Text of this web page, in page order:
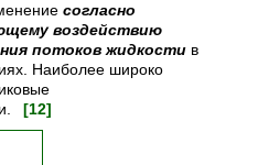
согласно
воздействию
потоков жидкости в
Наиболее широко
[12]